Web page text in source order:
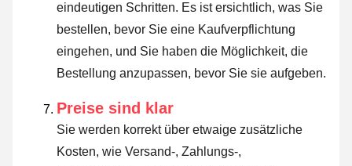
eindeutigen Schritten. Es ist ersichtlich, was Sie
bestellen, bevor Sie eine Kaufverpflichtung
eingehen, und Sie haben die Möglichkeit, die
Bestellung anzupassen, bevor Sie sie aufgeben.
Preise sind klar
Sie werden korrekt über etwaige zusätzliche
Kosten, wie Versand-, Zahlungs-,